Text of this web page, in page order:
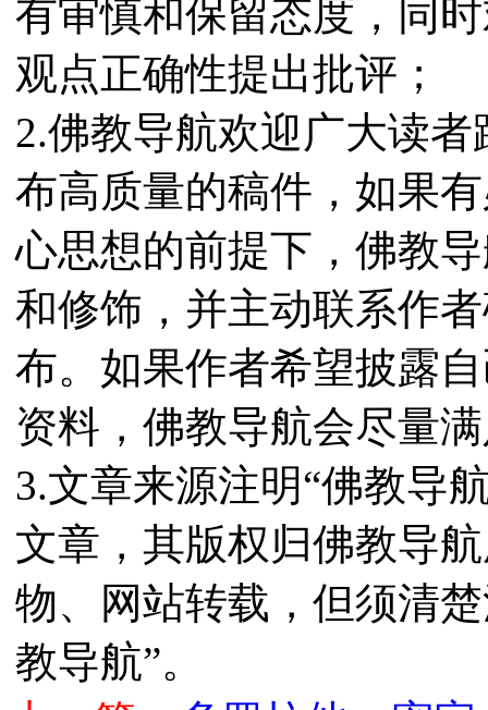
有审慎和保留态度，同
观点正确性提出批评；
2.佛教导航欢迎广大读
布高质量的稿件，如果
心思想的前提下，佛教
和修饰，并主动联系作
布。如果作者希望披露
资料，佛教导航会尽量
3.文章来源注明“佛教导
文章，其版权归佛教导
物、网站转载，但须清
教导航”。